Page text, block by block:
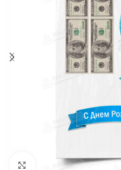
Нажмите, чтобы